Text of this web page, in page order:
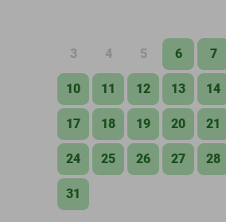
3 4 5 6 7
10 11 12 13 14
17 18 19 20 21
24 25 26 27 28
31